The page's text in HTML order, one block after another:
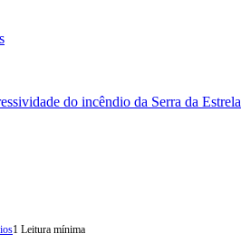
do incêndio da Serra da Estrela
1 Leitura mínima